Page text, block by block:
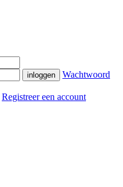
Wachtwoord
Registreer een account